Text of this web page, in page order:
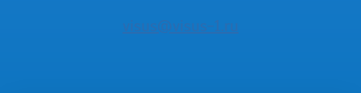
visus@visus-1.ru